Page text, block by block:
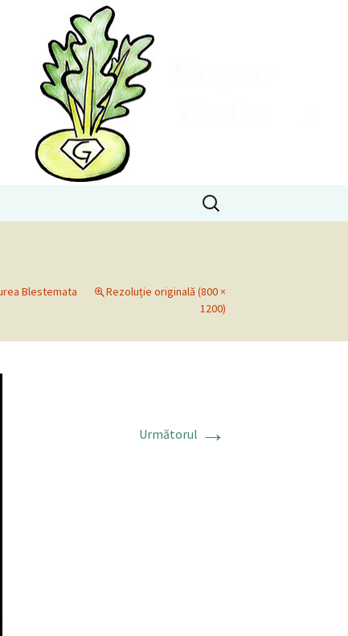
Caută
după:
Blestemata
Rezoluție originală (800 ×
1200)
Următorul →